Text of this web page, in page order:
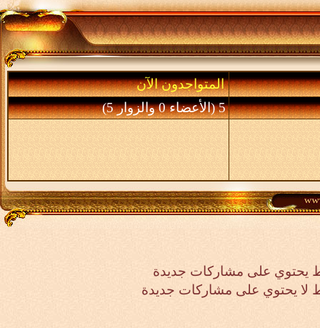
المتواجدون الآن
5 (الأعضاء 0 والزوار 5)
يحتوي على مشاركات جديدة
يحتوي على مشاركات جديدة